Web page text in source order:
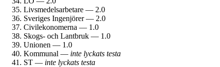
Livsmedels­arbetare — 2.0
Sveriges Ingenjörer — 2.0
Civil­ekonomerna — 1.0
Skogs- och Lantbruk — 1.0
Unionen — 1.0
Kommunal — inte lyckats testa
ST — inte lyckats testa